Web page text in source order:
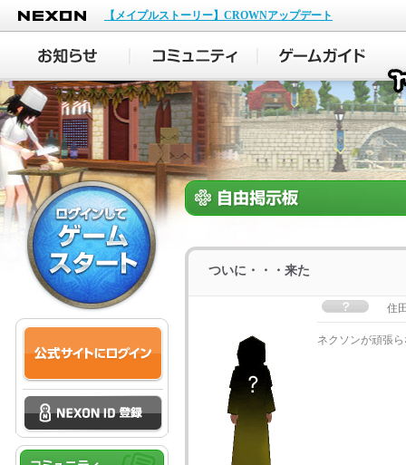
NEXON
【メイプルストーリー】CROWNアップデート
ついに・・・来た
住
ネクソンが頑張